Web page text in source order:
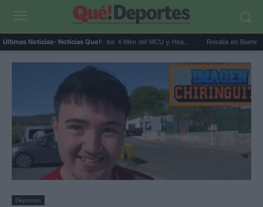
Últimas Noticias- Noticias Que!:
Connor será Cíclope en los X-Men del MCU y Hea... Rosalía en Buenos Aires:
Deportes